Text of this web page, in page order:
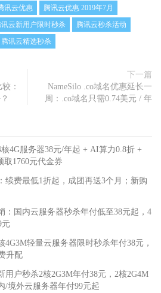
讯云优惠
腾讯云优惠 2019年7月
讯云新用户限时秒杀
腾讯云秒杀活动
腾讯云精选秒杀
：
下一篇
NameSilo .co域名优惠延长一
周：.co域名只需0.74美元 / 年
4G服务器38元/年起 + AI算力0.8折 +
取1760元代金券
续费最低1折起，成团再送3个月；新购
：国内云服务器秒杀年付低至38元起，4
元
4G3M轻量云服务器限时秒杀年付38元，
升配
用户秒杀2核2G3M年付38元，2核2G4M
/境外云服务器年付99元起